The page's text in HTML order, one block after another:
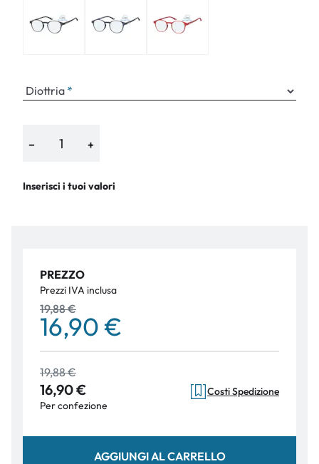
Diottria
− +
Inserisci i tuoi valori
PREZZO
Prezzi IVA inclusa
19,88 €
16,90 €
19,88 €
16,90 €
Per confezione
Costi Spedizione
AGGIUNGI AL CARRELLO